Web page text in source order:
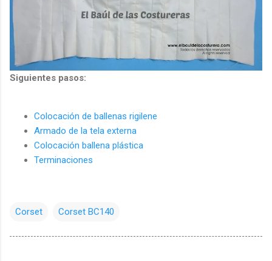
Siguientes pasos:
Colocación de ballenas rigilene
Armado de la tela externa
Colocación ballena plástica
Terminaciones
Corset Corset BC140